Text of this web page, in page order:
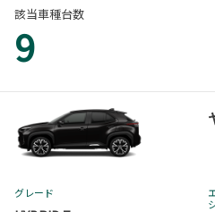
該当車種台数
9
グレード